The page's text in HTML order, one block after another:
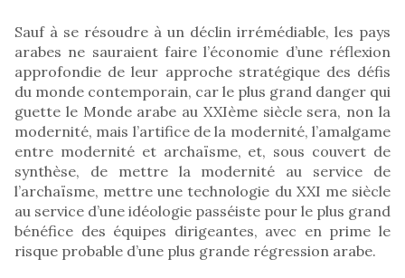
Sauf à se résoudre à un déclin irrémédiable, les pays
arabes ne sauraient faire l’économie d’une réflexion
approfondie de leur approche stratégique des défis
du monde contemporain, car le plus grand danger qui
guette le Monde arabe au XXIème siècle sera, non la
modernité, mais l’artifice de la modernité, l’amalgame
entre modernité et archaïsme, et, sous couvert de
synthèse, de mettre la modernité au service de
l’archaïsme, mettre une technologie du XXI me siècle
au service d’une idéologie passéiste pour le plus grand
bénéfice des équipes dirigeantes, avec en prime le
risque probable d’une plus grande régression arabe.